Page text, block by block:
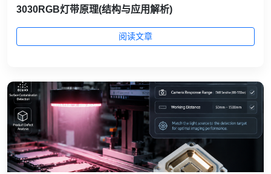
3030RGB灯带原理(结构与应用解析)
阅读文章